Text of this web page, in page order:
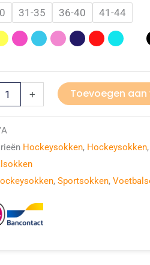
31-35 36-40 41-44
+
Toevoegen
Hockeysokken, Hockeysokken,
, Sportsokken,